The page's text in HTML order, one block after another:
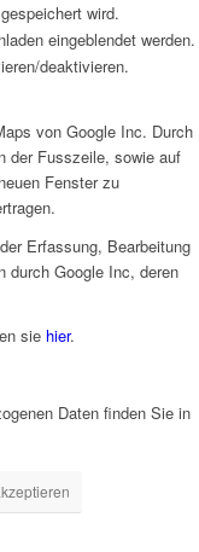
wird.
eingeblendet werden.
deaktivieren.
von Google Inc. Durch
der Fusszeile, sowie auf
Fenster zu
Erfassung, Bearbeitung
durch Google Inc, deren
sie hier.
Daten finden Sie in